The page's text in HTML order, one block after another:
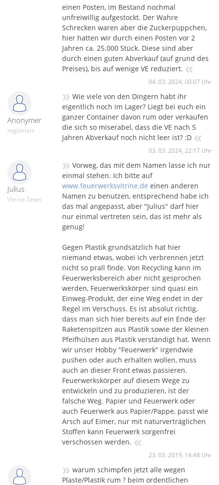
einen Posten, im Bestand nochmal
unfreiwillig aufgestockt. Der Wahre
Schrecken waren aber die Zuckerpüppchen,
hier hatten wir durch einen Posten vor 2
Jahren ca. 25.000 Stück. Diese sind aber
durch einen guten Abverkauf (auf grund des
Preises), bis auf wenige VE reduziert. «
04. 03. 2024, 00:07 Uhr
Anonymer
registriert
» Wie viele von den Dingern habt ihr
eigentlich noch im Lager? Liegt bei euch ein
ganzer Container davon rum oder verkaufen
die sich so miserabel, dass die VE nach 5
Jahren Abverkauf noch nicht leer ist? :D «
03. 03. 2024, 22:17 Uhr
Julius
Vitrine-Team
» Vorweg, das mit dem Namen lasse ich nur
einmal stehen. Ich bitte auf
www.feuerwerksvitrine.de einen anderen
Namen zu benutzen, entsprechend habe ich
das mal angepasst, aber "Julius" darf hier
nur einmal vertreten sein, das ist mehr als
genug!
Gegen Plastik grundsätzlich hat hier
niemand etwas, wobei ich verbrennen jetzt
nicht so prall finde. Von Recycling kann im
Feuerwerksbereich aber nicht gesprochen
werden, Feuerwerkskörper sind quasi ein
Einweg-Produkt, der eine Weg endet in der
Regel im Verschuss. Es ist absolut richtig,
dass man sich hier bereits auf ein Ende der
Raketenspitzen aus Plastik sowie der kleinen
Pfeifhülsen aus Plastik verständigt hat. Wenn
wir unser Hobby "Feuerwerk" irgendwie
pushen oder auch erhalten wollen, muss
auch an dieser Front etwas passieren.
Feuerwerkskörper auf diesem Wege zu
entwickeln und zu produzieren, ist der
falsche Weg. Papier und Feuerwerk oder
auch Feuerwerk aus Papier/Pappe, passt wie
Arsch auf Eimer, nur mit naturverträglichen
Stoffen kann Feuerwerk sorgenfrei
verschossen werden. «
23. 03. 2019, 14:48 Uhr
» warum schimpfen jetzt alle wegen
Plaste/Plastik rum ? beim ordentlichen